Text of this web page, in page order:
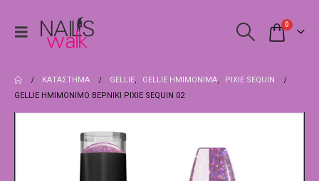
0
ΚΑΤΆΣΤΗΜΑ GELLIE, GELLIE ΗΜΙΜΌΝΙΜΑ,
PIXIE SEQUIN
GELLIE ΗΜΙΜΌΝΙΜΟ ΒΕΡΝΊΚΙ PIXIE SEQUIN 02